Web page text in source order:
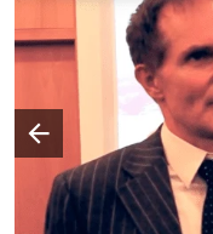
Poprzedni slajd